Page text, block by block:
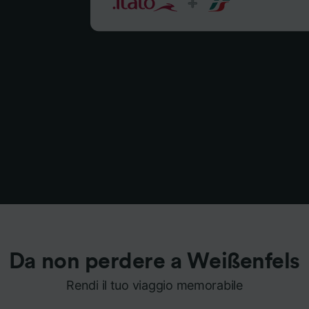
Da non perdere a Weißenfels
Rendi il tuo viaggio memorabile